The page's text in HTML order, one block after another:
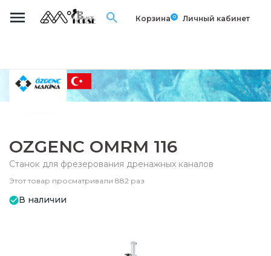
Корзина 0 Личный кабинет
OZGENC OMRM 116
Станок для фрезерования дренажныx каналов
Этот товар просматривали 882 раз
В наличии